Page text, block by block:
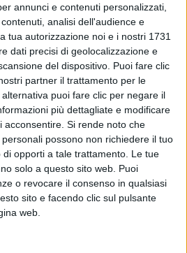
annunci e contenuti personalizzati,
analisi dell'audience e
tua autorizzazione noi e i nostri 1731
dati precisi di geolocalizzazione e
del dispositivo. Puoi fare clic
partner il trattamento per le
puoi fare clic per negare il
più dettagliate e modificare
acconsentire. Si rende noto che
possono non richiedere il tuo
opporti a tale trattamento. Le tue
solo a questo sito web. Puoi
o revocare il consenso in qualsiasi
sito e facendo clic sul pulsante
web.
Sanremo dopo 27 anni
e duetti, Loredana Bertè ha